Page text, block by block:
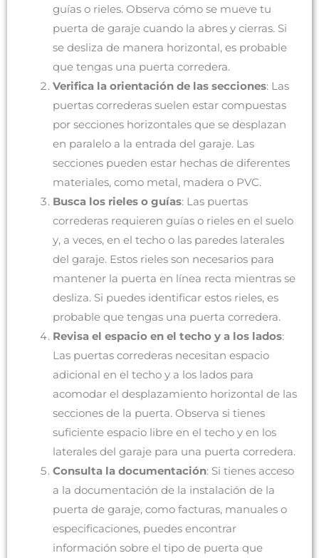
guías o rieles. Observa cómo se mueve tu
puerta de garaje cuando la abres y cierras. Si
se desliza de manera horizontal, es probable
que tengas una puerta corredera.
Verifica la orientación de las secciones: Las
puertas correderas suelen estar compuestas
por secciones horizontales que se desplazan
en paralelo a la entrada del garaje. Las
secciones pueden estar hechas de diferentes
materiales, como metal, madera o PVC.
Busca los rieles o guías: Las puertas
correderas requieren guías o rieles en el suelo
y, a veces, en el techo o las paredes laterales
del garaje. Estos rieles son necesarios para
mantener la puerta en línea recta mientras se
desliza. Si puedes identificar estos rieles, es
probable que tengas una puerta corredera.
Revisa el espacio en el techo y a los lados:
Las puertas correderas necesitan espacio
adicional en el techo y a los lados para
acomodar el desplazamiento horizontal de las
secciones de la puerta. Observa si tienes
suficiente espacio libre en el techo y en los
laterales del garaje para una puerta corredera.
Consulta la documentación: Si tienes acceso
a la documentación de la instalación de la
puerta de garaje, como facturas, manuales o
especificaciones, puedes encontrar
información sobre el tipo de puerta que